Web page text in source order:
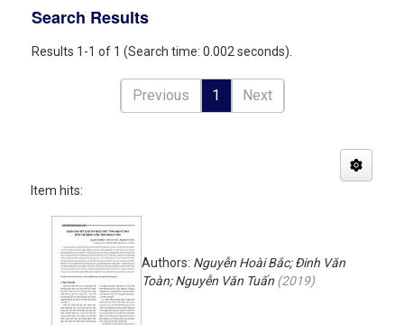
Search Results
Results 1-1 of 1 (Search time: 0.002 seconds).
Previous 1 Next
Item hits:
Authors: Nguyễn Hoài Bắc; Đinh Văn
Toàn; Nguyễn Văn Tuấn (2019)